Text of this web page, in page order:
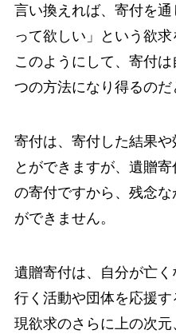
言い換えれば、寄付を
って欲しい」という欲求
このようにして、寄付
つの方法になり得るのだ
寄付は、寄付した結果
とができますが、遺贈
の寄付ですから、残念
ができません。
遺贈寄付は、自分が亡
行く活動や団体を応援
現欲求のさらに上の次